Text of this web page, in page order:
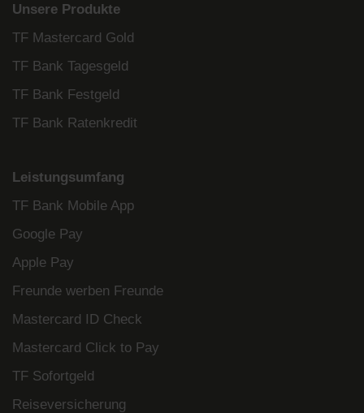
Unsere Produkte
TF Mastercard Gold
TF Bank Tagesgeld
TF Bank Festgeld
TF Bank Ratenkredit
Leistungsumfang
TF Bank Mobile App
Google Pay
Apple Pay
Freunde werben Freunde
Mastercard ID Check
Mastercard Click to Pay
TF Sofortgeld
Reiseversicherung